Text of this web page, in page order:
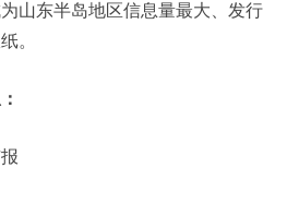
山东半岛地区信息量最大、发行
。